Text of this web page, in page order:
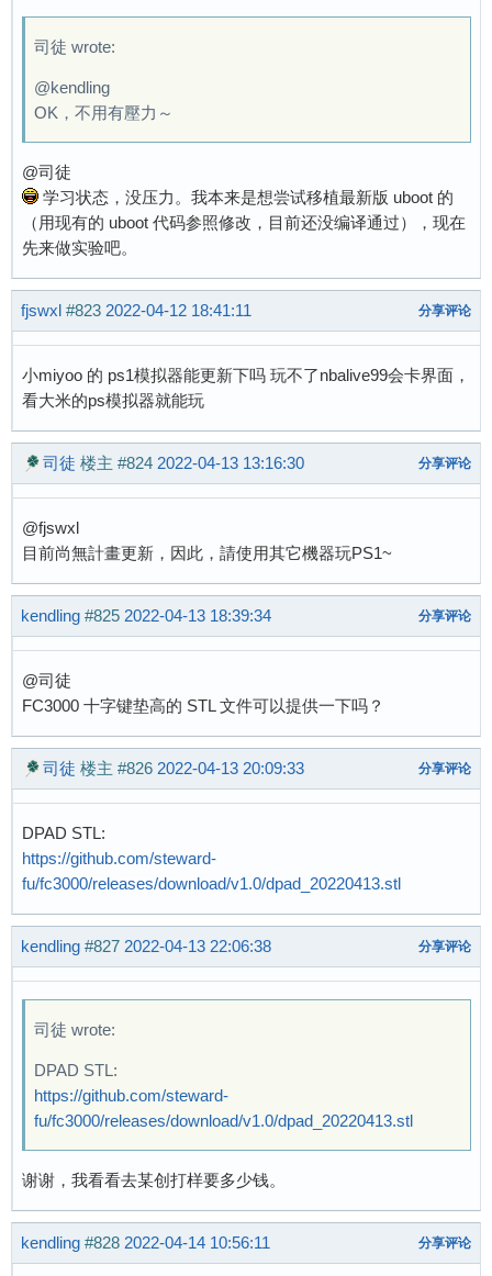
司徒 wrote:
@kendling
OK，不用有壓力～
@司徒
学习状态，没压力。我本来是想尝试移植最新版 uboot 的
（用现有的 uboot 代码参照修改，目前还没编译通过），现在
先来做实验吧。
fjswxl #823 2022-04-12 18:41:11 分享评论
小miyoo 的 ps1模拟器能更新下吗 玩不了nbalive99会卡界面，
看大米的ps模拟器就能玩
司徒 楼主 #824 2022-04-13 13:16:30 分享评论
@fjswxl
目前尚無計畫更新，因此，請使用其它機器玩PS1~
kendling #825 2022-04-13 18:39:34 分享评论
@司徒
FC3000 十字键垫高的 STL 文件可以提供一下吗？
司徒 楼主 #826 2022-04-13 20:09:33 分享评论
DPAD STL:
https://github.com/steward-
fu/fc3000/releases/download/v1.0/dpad_20220413.stl
kendling #827 2022-04-13 22:06:38 分享评论
司徒 wrote:
DPAD STL:
https://github.com/steward-
fu/fc3000/releases/download/v1.0/dpad_20220413.stl
谢谢，我看看去某创打样要多少钱。
kendling #828 2022-04-14 10:56:11 分享评论